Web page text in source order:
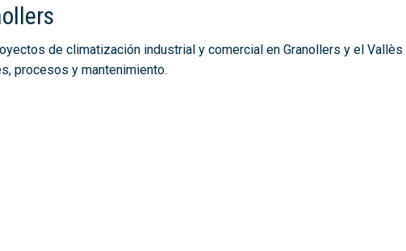
de climatización industrial y comercial en Granollers y el Vallès
procesos y mantenimiento.